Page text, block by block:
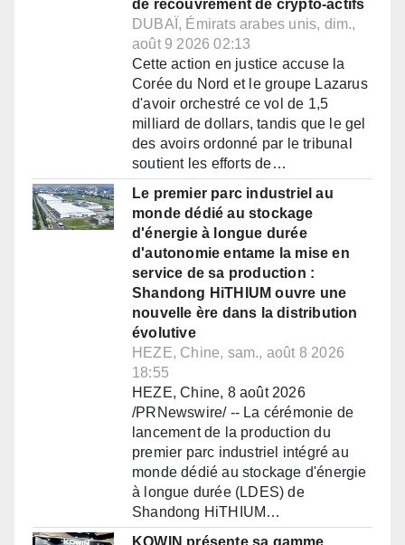
de recouvrement de crypto-actifs
DUBAÏ, Émirats arabes unis, dim.,
août 9 2026 02:13
Cette action en justice accuse la
Corée du Nord et le groupe Lazarus
d'avoir orchestré ce vol de 1,5
milliard de dollars, tandis que le gel
des avoirs ordonné par le tribunal
soutient les efforts de…
Le premier parc industriel au
monde dédié au stockage
d'énergie à longue durée
d'autonomie entame la mise en
service de sa production :
Shandong HiTHIUM ouvre une
nouvelle ère dans la distribution
évolutive
HEZE, Chine, sam., août 8 2026
18:55
HEZE, Chine, 8 août 2026
/PRNewswire/ -- La cérémonie de
lancement de la production du
premier parc industriel intégré au
monde dédié au stockage d'énergie
à longue durée (LDES) de
Shandong HiTHIUM…